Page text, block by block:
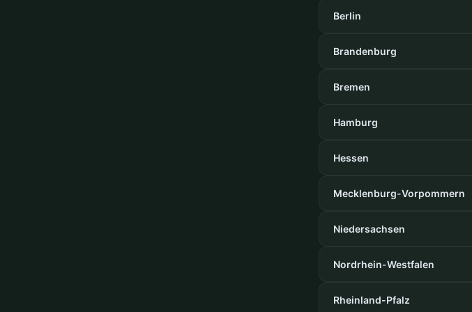
Berlin
Brandenburg
Bremen
Hamburg
Hessen
Mecklenburg-Vorpommern
Niedersachsen
Nordrhein-Westfalen
Rheinland-Pfalz